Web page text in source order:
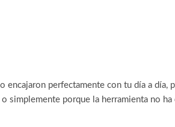
encajaron perfectamente con tu día a
simplemente porque la herramienta no